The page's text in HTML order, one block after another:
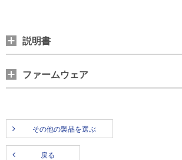
説明書
ファームウェア
その他の製品を選ぶ
戻る